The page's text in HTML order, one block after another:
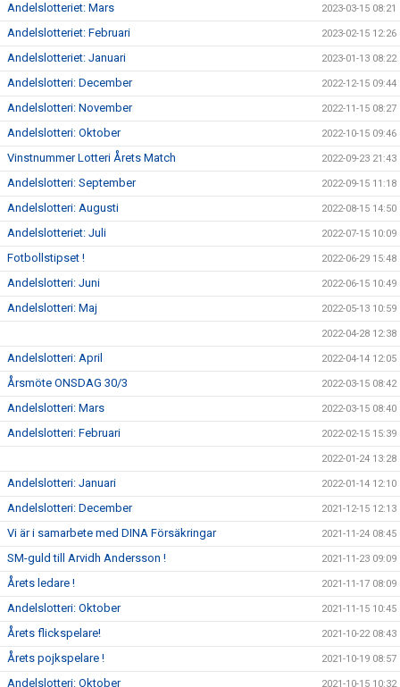
Andelslotteriet: Mars 2023-03-15 08:21
Andelslotteriet: Februari 2023-02-15 12:26
Andelslotteriet: Januari 2023-01-13 08:22
Andelslotteri: December 2022-12-15 09:44
Andelslotteri: November 2022-11-15 08:27
Andelslotteri: Oktober 2022-10-15 09:46
Vinstnummer Lotteri Årets Match 2022-09-23 21:43
Andelslotteri: September 2022-09-15 11:18
Andelslotteri: Augusti 2022-08-15 14:50
Andelslotteriet: Juli 2022-07-15 10:09
Fotbollstipset ! 2022-06-29 15:48
Andelslotteri: Juni 2022-06-15 10:49
Andelslotteri: Maj 2022-05-13 10:59
2022-04-28 12:38
Andelslotteri: April 2022-04-14 12:05
Årsmöte ONSDAG 30/3 2022-03-15 08:42
Andelslotteri: Mars 2022-03-15 08:40
Andelslotteri: Februari 2022-02-15 15:39
2022-01-24 13:28
Andelslotteri: Januari 2022-01-14 12:10
Andelslotteri: December 2021-12-15 12:13
Vi är i samarbete med DINA Försäkringar 2021-11-24 08:45
SM-guld till Arvidh Andersson ! 2021-11-23 09:09
Årets ledare ! 2021-11-17 08:09
Andelslotteri: Oktober 2021-11-15 10:45
Årets flickspelare! 2021-10-22 08:43
Årets pojkspelare ! 2021-10-19 08:57
Andelslotteri: Oktober 2021-10-15 10:32